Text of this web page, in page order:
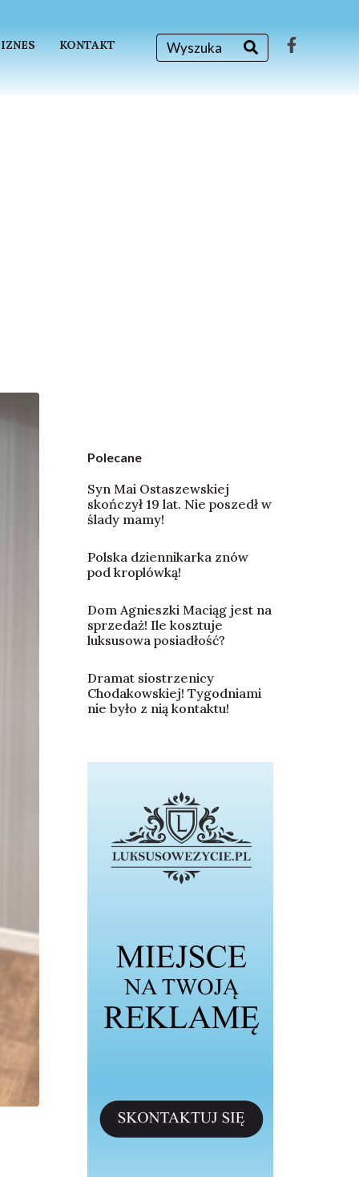
KONTAKT
Polecane
Syn Mai Ostaszewskiej
skończył 19 lat. Nie poszedł w
ślady mamy!
Polska dziennikarka znów
pod kroplówką!
Dom Agnieszki Maciąg jest na
sprzedaż! Ile kosztuje
luksusowa posiadłość?
Dramat siostrzenicy
Chodakowskiej! Tygodniami
nie było z nią kontaktu!